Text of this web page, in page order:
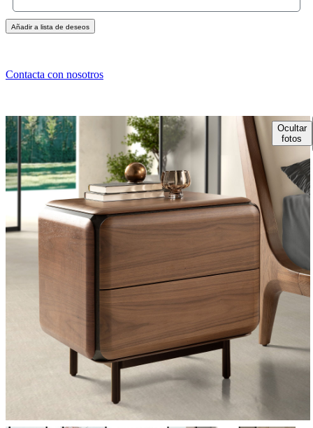
Añadir a lista de deseos
Contacta con nosotros
Ocultar
fotos